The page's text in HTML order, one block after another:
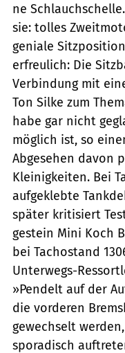
ne
sie: tolles
geniale
erfreulich: Die
Verbindung mit
Ton Silke zum
habe gar nicht
möglich ist, so
Abgesehen davon
Kleinigkeiten. Bei
aufgeklebte
später kritisiert
gestein Mini Koch
bei Tachostand
Unterwegs-
»Pendelt auf der
die vorderen
gewechselt
sporadisch